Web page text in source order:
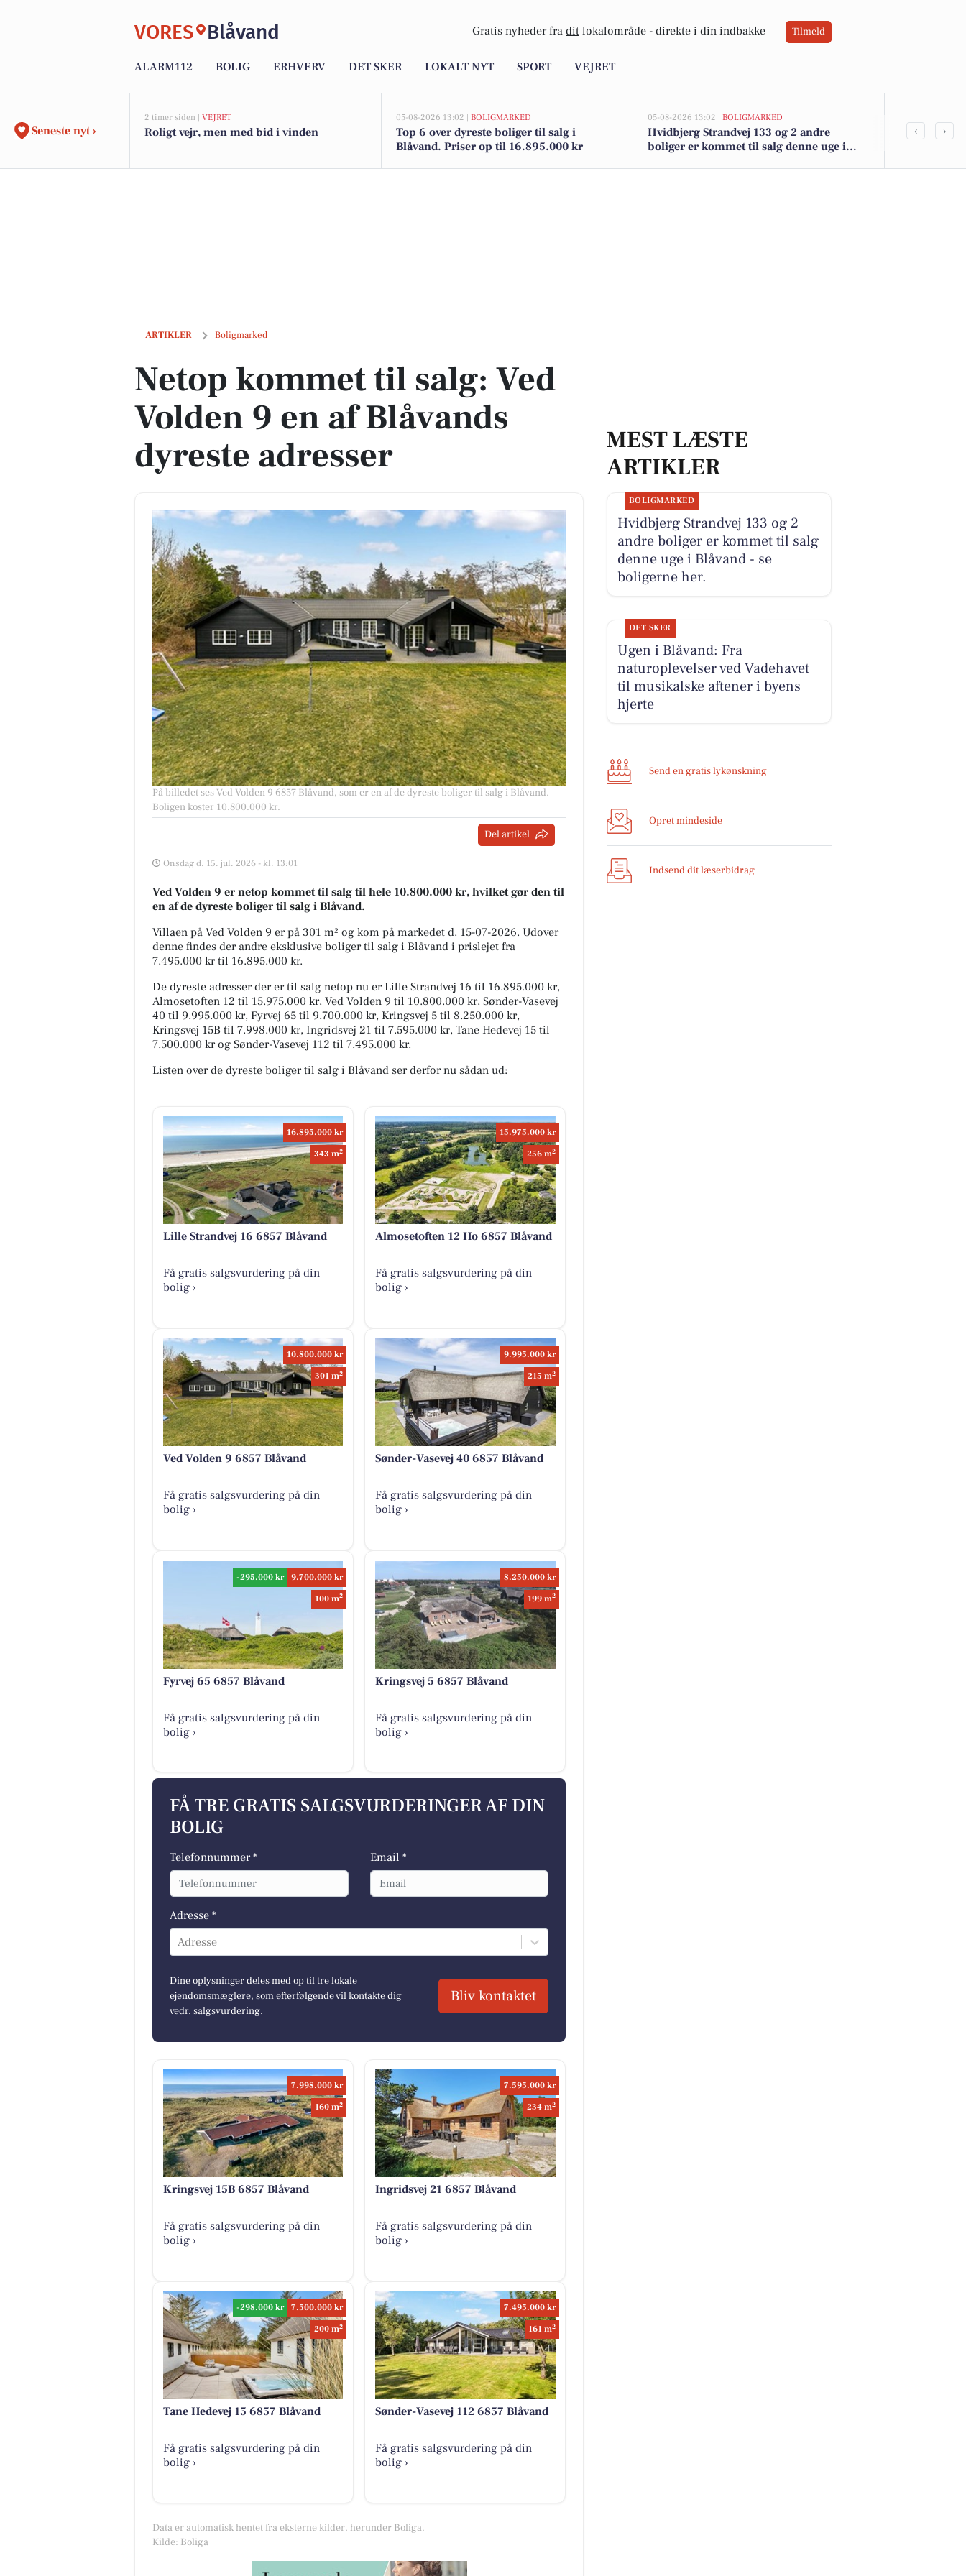
VORES Blåvand Gratis nyheder fra dit lokalområde - direkte i din indbakke Tilmeld
ALARM112 BOLIG ERHVERV DET SKER LOKALT NYT SPORT VEJRET
Seneste nyt ›
2 timer siden | VEJRET
Roligt vejr, men med bid i vinden
05-08-2026 13:02 | BOLIGMARKED
Top 6 over dyreste boliger til salg i
Blåvand. Priser op til 16.895.000 kr
05-08-2026 13:02 | BOLIGMARKED
Hvidbjerg Strandvej 133 og 2 andre
boliger er kommet til salg denne uge i
‹ ›
ARTIKLER Boligmarked
Netop kommet til salg: Ved Volden 9 en af Blåvands dyreste adresser
Netop kommet til salg: Ved
Volden 9 en af Blåvands
dyreste adresser
På billedet ses Ved Volden 9 6857 Blåvand, som er en af de dyreste boliger til salg i Blåvand.
Boligen koster 10.800.000 kr.
Del artikel
Onsdag d. 15. jul. 2026 - kl. 13:01
Ved Volden 9 er netop kommet til salg til hele 10.800.000 kr, hvilket gør den til
en af de dyreste boliger til salg i Blåvand.
Villaen på Ved Volden 9 er på 301 m² og kom på markedet d. 15-07-2026. Udover
denne findes der andre eksklusive boliger til salg i Blåvand i prislejet fra
7.495.000 kr til 16.895.000 kr.
De dyreste adresser der er til salg netop nu er Lille Strandvej 16 til 16.895.000 kr,
Almosetoften 12 til 15.975.000 kr, Ved Volden 9 til 10.800.000 kr, Sønder-Vasevej
40 til 9.995.000 kr, Fyrvej 65 til 9.700.000 kr, Kringsvej 5 til 8.250.000 kr,
Kringsvej 15B til 7.998.000 kr, Ingridsvej 21 til 7.595.000 kr, Tane Hedevej 15 til
7.500.000 kr og Sønder-Vasevej 112 til 7.495.000 kr.
Listen over de dyreste boliger til salg i Blåvand ser derfor nu sådan ud:
16.895.000 kr
343 m2
Lille Strandvej 16 6857 Blåvand
Få gratis salgsvurdering på din
bolig ›
15.975.000 kr
256 m2
Almosetoften 12 Ho 6857 Blåvand
Få gratis salgsvurdering på din
bolig ›
10.800.000 kr
301 m2
Ved Volden 9 6857 Blåvand
Få gratis salgsvurdering på din
bolig ›
9.995.000 kr
215 m2
Sønder-Vasevej 40 6857 Blåvand
Få gratis salgsvurdering på din
bolig ›
-295.000 kr
9.700.000 kr
100 m2
Fyrvej 65 6857 Blåvand
Få gratis salgsvurdering på din
bolig ›
8.250.000 kr
199 m2
Kringsvej 5 6857 Blåvand
Få gratis salgsvurdering på din
bolig ›
FÅ TRE GRATIS SALGSVURDERINGER AF DIN
BOLIG
Telefonnummer * Email *
Adresse *
Adresse
Dine oplysninger deles med op til tre lokale
ejendomsmæglere, som efterfølgende vil kontakte dig
vedr. salgsvurdering.
Bliv kontaktet
7.998.000 kr
160 m2
Kringsvej 15B 6857 Blåvand
Få gratis salgsvurdering på din
bolig ›
7.595.000 kr
234 m2
Ingridsvej 21 6857 Blåvand
Få gratis salgsvurdering på din
bolig ›
-298.000 kr
7.500.000 kr
200 m2
Tane Hedevej 15 6857 Blåvand
Få gratis salgsvurdering på din
bolig ›
7.495.000 kr
161 m2
Sønder-Vasevej 112 6857 Blåvand
Få gratis salgsvurdering på din
bolig ›
Data er automatisk hentet fra eksterne kilder, herunder Boliga.
Kilde: Boliga
MEST LÆSTE
ARTIKLER
BOLIGMARKED
Hvidbjerg Strandvej 133 og 2
andre boliger er kommet til salg
denne uge i Blåvand - se
boligerne her.
DET SKER
Ugen i Blåvand: Fra
naturoplevelser ved Vadehavet
til musikalske aftener i byens
hjerte
Send en gratis lykønskning
Opret mindeside
Indsend dit læserbidrag